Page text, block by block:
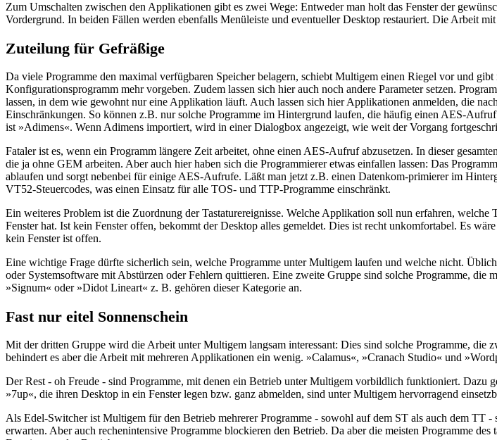
Zum Umschalten zwischen den Applikationen gibt es zwei Wege: Entweder man holt das Fenster der
Vordergrund. In beiden Fällen werden ebenfalls Menüleiste und eventueller Desktop restauriert. Die Arbeit
Zuteilung für Gefräßige
Da viele Programme den maximal verfügbaren Speicher belagern, schiebt Multigem einen Riegel vor und
Konfigurationsprogramm mehr vorgeben. Zudem lassen sich hier auch noch andere Parameter setzen.
lassen, in dem wie gewohnt nur eine Applikation läuft. Auch lassen sich hier Applikationen anmelden, die
Einschränkungen. So können z.B. nur solche Programme im Hintergrund laufen, die häufig einen AES-
ist »Adimens«. Wenn Adimens importiert, wird in einer Dialogbox angezeigt, wie weit der Vorgang
Fataler ist es, wenn ein Programm längere Zeit arbeitet, ohne einen AES-Aufruf abzusetzen. In dieser
die ja ohne GEM arbeiten. Aber auch hier haben sich die Programmierer etwas einfallen lassen: Das
ablaufen und sorgt nebenbei für einige AES-Aufrufe. Läßt man jetzt z.B. einen Datenkom-primierer im
VT52-Steuercodes, was einen Einsatz für alle TOS- und TTP-Programme einschränkt.
Ein weiteres Problem ist die Zuordnung der Tastaturereignisse. Welche Applikation soll nun erfahren,
Fenster hat. Ist kein Fenster offen, bekommt der Desktop alles gemeldet. Dies ist recht unkomfortabel. Es
kein Fenster ist offen.
Eine wichtige Frage dürfte sicherlich sein, welche Programme unter Multigem laufen und welche nicht.
oder Systemsoftware mit Abstürzen oder Fehlern quittieren. Eine zweite Gruppe sind solche Programme,
»Signum« oder »Didot Lineart« z. B. gehören dieser Kategorie an.
Fast nur eitel Sonnenschein
Mit der dritten Gruppe wird die Arbeit unter Multigem langsam interessant: Dies sind solche Programme,
behindert es aber die Arbeit mit mehreren Applikationen ein wenig. »Calamus«, »Cranach Studio« und
Der Rest - oh Freude - sind Programme, mit denen ein Betrieb unter Multigem vorbildlich funktioniert.
»7up«, die ihren Desktop in ein Fenster legen bzw. ganz abmelden, sind unter Multigem hervorragend
Als Edel-Switcher ist Multigem für den Betrieb mehrerer Programme - sowohl auf dem ST als auch dem TT
erwarten. Aber auch rechenintensive Programme blockieren den Betrieb. Da aber die meisten Programme